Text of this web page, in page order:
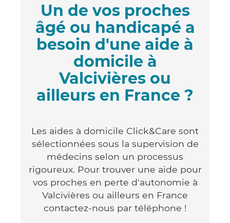
Un de vos proches
âgé ou handicapé a
besoin d'une aide à
domicile à
Valcivières ou
ailleurs en France ?
Les aides à domicile Click&Care sont
sélectionnées sous la supervision de
médecins selon un processus
rigoureux. Pour trouver une aide pour
vos proches en perte d'autonomie à
Valcivières ou ailleurs en France
contactez-nous par téléphone !